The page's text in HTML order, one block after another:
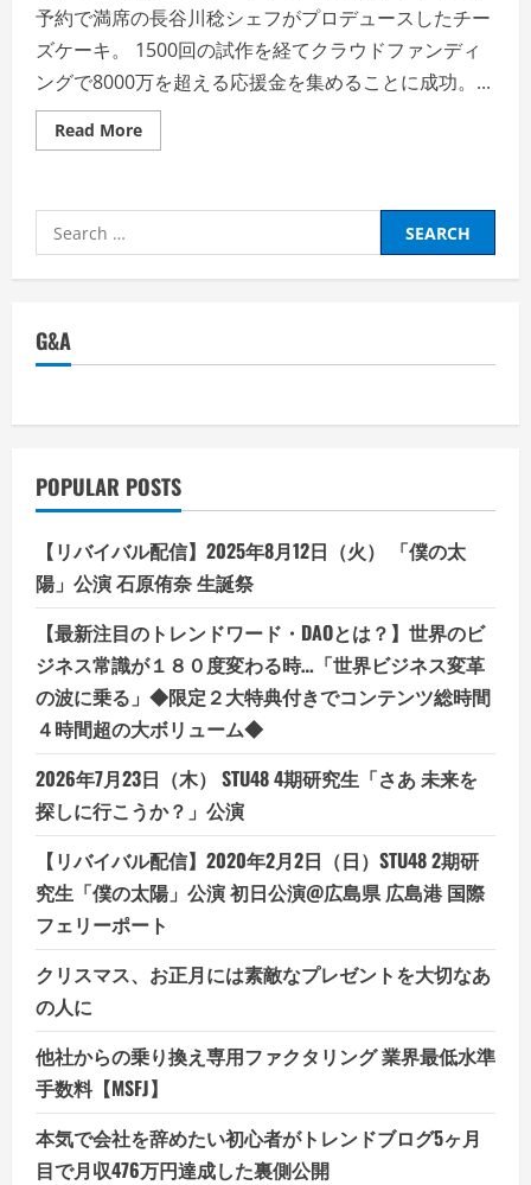
予約で満席の長谷川稔シェフがプロデュースしたチー
ズケーキ。 1500回の試作を経てクラウドファンディ
ングで8000万を超える応援金を集めることに成功。...
Read MoreRead
more
ン
ン
デ
ョ
ト
い
か？
ネ
ト
シ
ョ
ッ
プ
お
ス
ス
メ
激
ス
イ
ー
ツ!!
Search
for:
G&A
POPULAR POSTS
【リバイバル配信】2025年8月12日（火） 「僕の太
陽」公演 石原侑奈 生誕祭
【最新注目のトレンドワード・DAOとは？】世界のビ
ジネス常識が１８０度変わる時…「世界ビジネス変革
の波に乗る」◆限定２大特典付きでコンテンツ総時間
４時間超の大ボリューム◆
2026年7月23日（木） STU48 4期研究生「さあ 未来を
探しに行こうか？」公演
【リバイバル配信】2020年2月2日（日）STU48 2期研
究生「僕の太陽」公演 初日公演@広島県 広島港 国際
フェリーポート
クリスマス、お正月には素敵なプレゼントを大切なあ
の人に
他社からの乗り換え専用ファクタリング 業界最低水準
手数料【MSFJ】
本気で会社を辞めたい初心者がトレンドブログ5ヶ月
目で月収476万円達成した裏側公開